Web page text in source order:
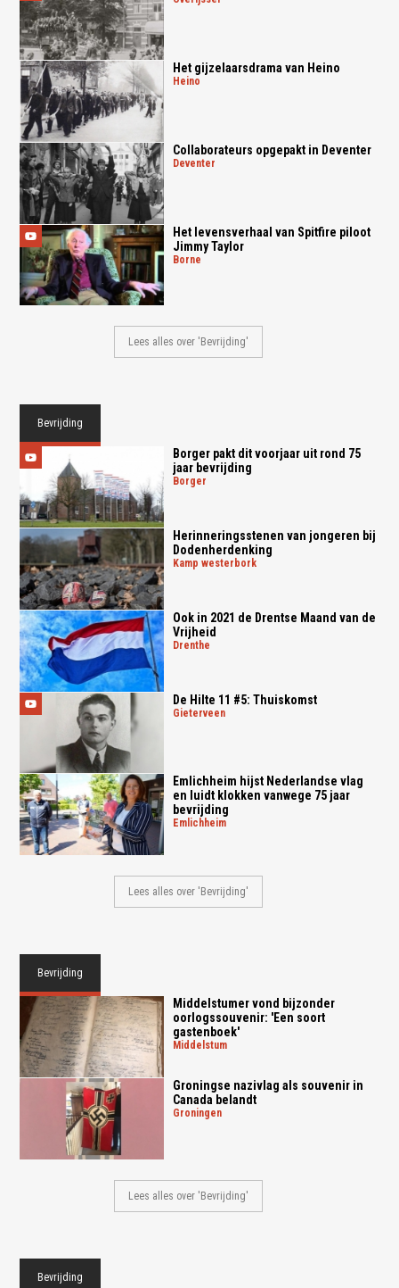
Het gijzelaarsdrama van Heino
heino
Collaborateurs opgepakt in Deventer
deventer
Het levensverhaal van Spitfire piloot
Jimmy Taylor
borne
Lees alles over 'Bevrijding'
Bevrijding
Borger pakt dit voorjaar uit rond 75
jaar bevrijding
borger
Herinneringsstenen van jongeren bij
Dodenherdenking
kamp westerbork
Ook in 2021 de Drentse Maand van de
Vrijheid
drenthe
De Hilte 11 #5: Thuiskomst
gieterveen
Emlichheim hijst Nederlandse vlag
en luidt klokken vanwege 75 jaar
bevrijding
emlichheim
Lees alles over 'Bevrijding'
Bevrijding
Middelstumer vond bijzonder
oorlogssouvenir: 'Een soort
gastenboek'
middelstum
Groningse nazivlag als souvenir in
Canada belandt
groningen
Lees alles over 'Bevrijding'
Bevrijding